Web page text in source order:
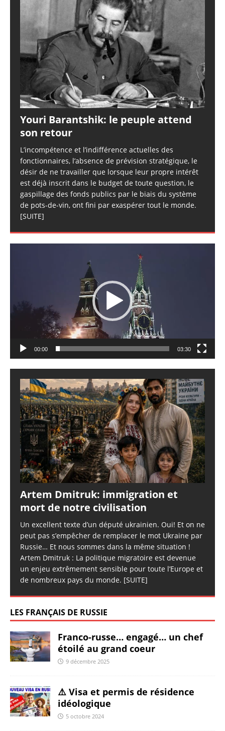
Youri Barantshik: le peuple attend
son retour
L’incompétence et l’indifférence actuelles des
fonctionnaires, l’absence de prévision stratégique, le
désir de ne travailler que lorsque leur propre intérêt
est déjà inscrit dans le budget de toute question, le
gaspillage des fonds publics par le biais du système
de pots-de-vin, ont fini par exaspérer tout le monde.
[SUITE]
00:00 03:30
Artem Dmitruk: immigration et
mort de notre civilisation
Un excellent texte d’un député ukrainien. Oui! Et on ne
peut pas s’empêcher de remplacer le mot Ukraine par
Russie… Et nous sommes dans la même situation !
Artem Dmitruk : La politique migratoire est devenue
un enjeu extrêmement sensible pour toute l’Europe et
de nombreux pays du monde. [SUITE]
LES FRANÇAIS DE RUSSIE
Franco-russe… engagé… un chef
étoilé au grand coeur
9 décembre 2025
⚠️ Visa et permis de résidence
idéologique
5 octobre 2024